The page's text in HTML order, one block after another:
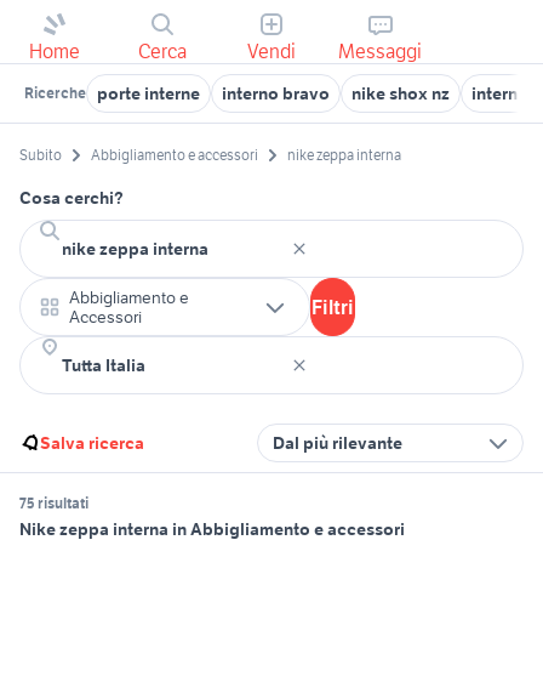
Home Cerca Vendi Messaggi
Ricerche porte interne interno bravo nike shox nz interni
Subito Abbigliamento e accessori nike zeppa interna
Cosa cerchi?
Abbigliamento e
Accessori
Filtri
Salva ricerca Dal più rilevante
75 risultati
Nike zeppa interna in Abbigliamento e accessori